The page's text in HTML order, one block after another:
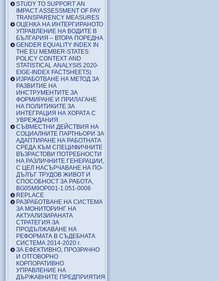
STUDY TO SUPPORT AN
IMPACT ASSESSMENT OF PAY
TRANSPARENCY MEASURES
ОЦЕНКА НА ИНТЕРГИРАНОТО
УПРАВЛЕНИЕ НА ВОДИТЕ В
БЪЛГАРИЯ – ВТОРА ПОРЕДНА
GENDER EQUALITY INDEX IN
THE EU MEMBER-STATES:
POLICY CONTEXT AND
STATISTICAL ANALYSIS 2020-
EIGE-INDEX FACTSHEETS)
ИЗРАБОТВАНЕ НА МЕТОД ЗА
РАЗВИТИЕ НА
ИНСТРУМЕНТИТЕ ЗА
ФОРМИРАНЕ И ПРИЛАГАНЕ
НА ПОЛИТИКИТЕ ЗА
ИНТЕГРАЦИЯ НА ХОРАТА С
УВРЕЖДАНИЯ
СЪВМЕСТНИ ДЕЙСТВИЯ НА
СОЦИАЛНИТЕ ПАРТНЬОРИ ЗА
АДАПТИРАНЕ НА РАБОТНАТА
СРЕДА КЪМ СПЕЦИФИЧНИТЕ
ВЪЗРАСТОВИ ПОТРЕБНОСТИ
НА РАЗЛИЧНИТЕ ГЕНЕРАЦИИ,
С ЦЕЛ НАСЪРЧАВАНЕ НА ПО-
ДЪЛЪГ ТРУДОВ ЖИВОТ И
СПОСОБНОСТ ЗА РАБОТА,
BG05M9OP001-1.051-0006
REPLACE
РАЗРАБОТВАНЕ НА СИСТЕМА
ЗА МОНИТОРИНГ НА
АКТУАЛИЗИРАНАТА
СТРАТЕГИЯ ЗА
ПРОДЪЛЖАВАНЕ НА
РЕФОРМАТА В СЪДЕБНАТА
СИСТЕМА 2014-2020 г.
ЗА ЕФЕКТИВНО, ПРОЗРАЧНО
И ОТГОВОРНО
КОРПОРАТИВНО
УПРАВЛЕНИЕ НА
ДЪРЖАВНИТЕ ПРЕДПРИЯТИЯ